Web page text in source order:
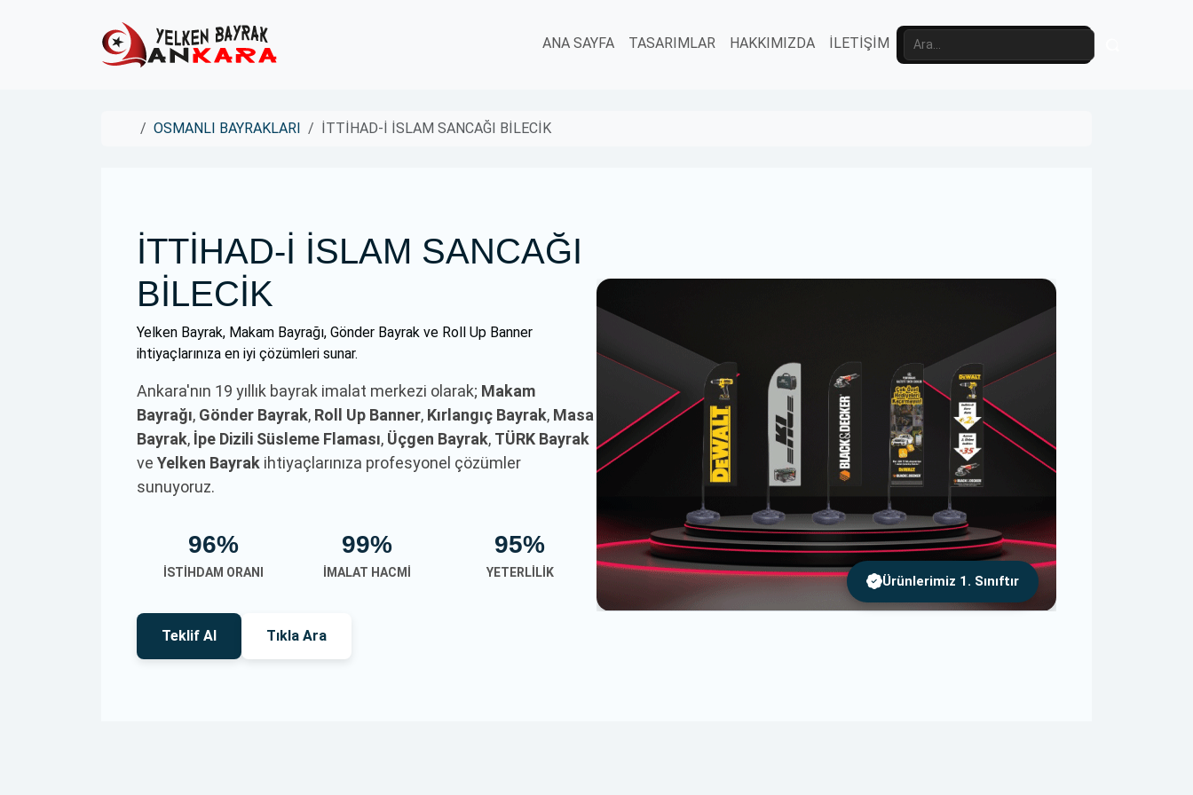
ANA SAYFA
TASARIMLAR HAKKIMIZDA İLETİŞİM
HomeOSMANLI BAYRAKLARI İTTİHAD-İ İSLAM SANCAĞI BİLECİK
İTTİHAD-İ İSLAM SANCAĞI
BİLECİK
Yelken Bayrak, Makam Bayrağı, Gönder Bayrak ve Roll Up Banner
ihtiyaçlarınıza en iyi çözümleri sunar.
Ankara'nın 19 yıllık bayrak imalat merkezi olarak; Makam
Bayrağı, Gönder Bayrak, Roll Up Banner, Kırlangıç Bayrak, Masa
Bayrak, İpe Dizili Süsleme Flaması, Üçgen Bayrak, TÜRK Bayrak
ve Yelken Bayrak ihtiyaçlarınıza profesyonel çözümler
sunuyoruz.
96%
İSTIHDAM ORANI
99%
İMALAT HACMI
95%
YETERLILIK
Teklif Al Tıkla Ara
Ürünlerimiz 1. Sınıftır